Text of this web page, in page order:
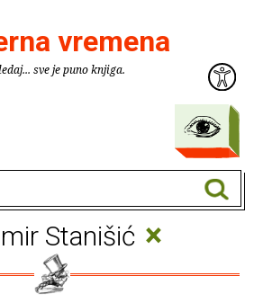
vremena
sve je puno knjiga.
Stanišić ×